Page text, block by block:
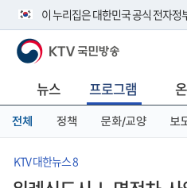
이 누리집은 대한민국 공식 전자정
공식 누리집 주소 확인하기
니다.
이밖에 or.kr 또는 .kr등 다른 도메
서 도메인 주소를 확인해 보세요
KTV 국민방송
뉴스 프로그램
전체 정책 문화/교양 보
KTV 대한뉴스 8